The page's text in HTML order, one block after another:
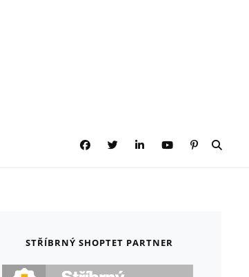
Facebook
TwitterLinkedInYouTubePinterest
STŘÍBRNÝ SHOPTET PARTNER